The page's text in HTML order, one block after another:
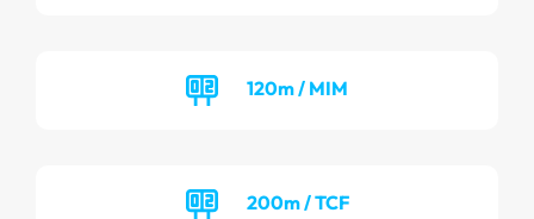
120m / MIM
200m / TCF